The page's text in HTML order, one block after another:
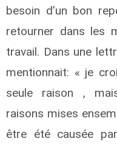
besoin d’un bon
retourner dans les
travail. Dans une
mentionnait: « je
seule raison ,
raisons mises
être été causée